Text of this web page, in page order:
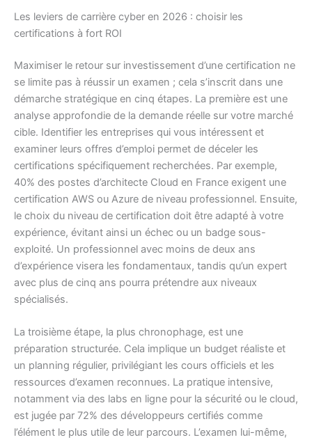
Les leviers de carrière cyber en 2026 : choisir les
certifications à fort ROI
Maximiser le retour sur investissement d’une certification ne
se limite pas à réussir un examen ; cela s’inscrit dans une
démarche stratégique en cinq étapes. La première est une
analyse approfondie de la demande réelle sur votre marché
cible. Identifier les entreprises qui vous intéressent et
examiner leurs offres d’emploi permet de déceler les
certifications spécifiquement recherchées. Par exemple,
40% des postes d’architecte Cloud en France exigent une
certification AWS ou Azure de niveau professionnel. Ensuite,
le choix du niveau de certification doit être adapté à votre
expérience, évitant ainsi un échec ou un badge sous-
exploité. Un professionnel avec moins de deux ans
d’expérience visera les fondamentaux, tandis qu’un expert
avec plus de cinq ans pourra prétendre aux niveaux
spécialisés.
La troisième étape, la plus chronophage, est une
préparation structurée. Cela implique un budget réaliste et
un planning régulier, privilégiant les cours officiels et les
ressources d’examen reconnues. La pratique intensive,
notamment via des labs en ligne pour la sécurité ou le cloud,
est jugée par 72% des développeurs certifiés comme
l’élément le plus utile de leur parcours. L’examen lui-même,